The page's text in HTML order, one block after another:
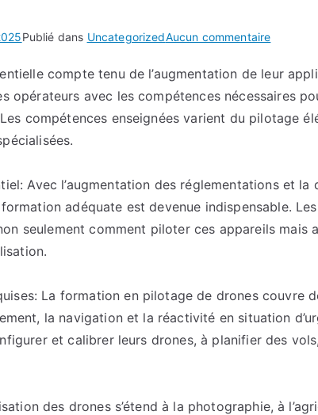
Publié dans UncategorizedAucun commentairesur
que
vous
d’une
formation
de
compte tenu de l’augmentation de leur
opérateurs avec les compétences nécessaires
compétences enseignées varient du pilotage
Avec l’augmentation des réglementations et
adéquate est devenue indispensable.
seulement comment piloter ces appareils mais
La formation en pilotage de drones couvre
la navigation et la réactivité en situation
et calibrer leurs drones, à planifier des
des drones s’étend à la photographie, à